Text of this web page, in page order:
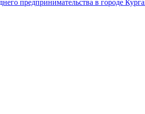
предпринимательства в городе